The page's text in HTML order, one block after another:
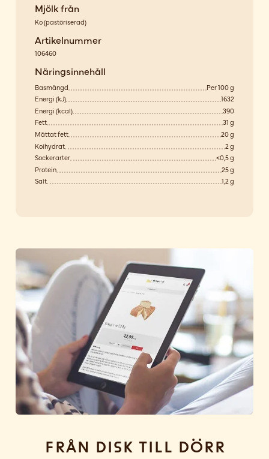
Mjölk från
Ko(pastöriserad)
Artikelnummer
106460
Näringsinnehåll
Basmängd
Per 100 g
Energi (kJ)
1632
Energi (kcal)
390
Fett
31 g
Mättat fett
20 g
Kolhydrat
2 g
Sockerarter
<0,5 g
Protein
25 g
Salt
1,2 g
Från disk till dörr